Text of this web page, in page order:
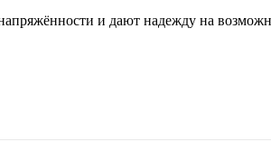
и дают надежду на